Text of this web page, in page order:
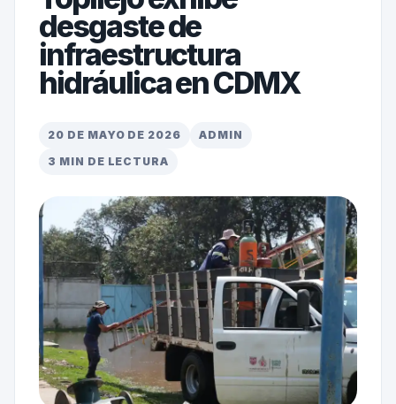
desgaste de
infraestructura
hidráulica en CDMX
20 DE MAYO DE 2026
ADMIN
3 MIN DE LECTURA